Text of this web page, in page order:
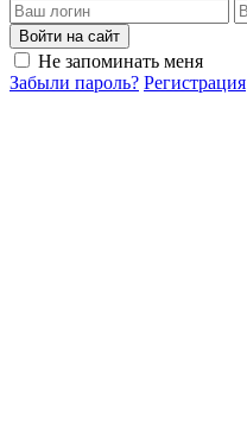
Войти на сайт
Не запоминать меня
Забыли пароль? Регистрация